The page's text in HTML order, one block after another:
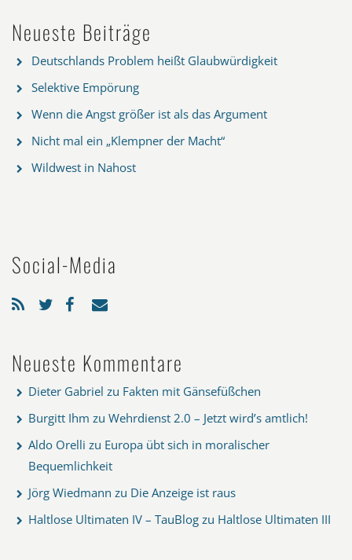
Neueste Beiträge
Deutschlands Problem heißt Glaubwürdigkeit
Selektive Empörung
Wenn die Angst größer ist als das Argument
Nicht mal ein „Klempner der Macht“
Wildwest in Nahost
Social-Media
Neueste Kommentare
Dieter Gabriel zu Fakten mit Gänsefüßchen
Burgitt Ihm zu Wehrdienst 2.0 – Jetzt wird’s amtlich!
Aldo Orelli zu Europa übt sich in moralischer
Bequemlichkeit
Jörg Wiedmann zu Die Anzeige ist raus
Haltlose Ultimaten IV – TauBlog zu Haltlose Ultimaten III